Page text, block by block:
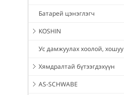
Батарей цэнэглэгч
KOSHIN
Ус дамжуулах хоолой, хошуу
Хямдралтай бүтээгдэхүүн
AS-SCHWABE